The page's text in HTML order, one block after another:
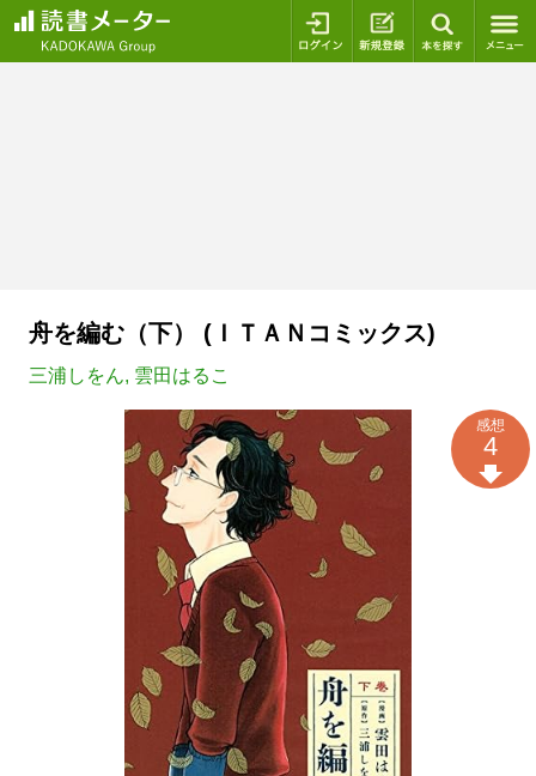
ログイン 新規登録
舟を編む（下） (ＩＴＡＮコミックス)
三浦しをん, 雲田はるこ
感想
4